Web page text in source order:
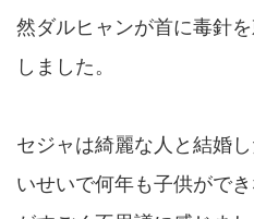
然ダルヒャンが首に毒針
しました。
セジャは綺麗な人と結婚
いせいで何年も子供がで